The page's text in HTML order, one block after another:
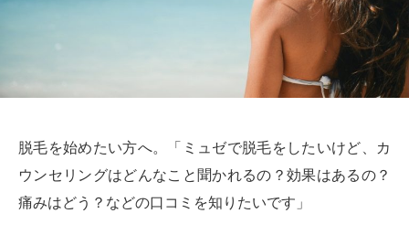
脱毛を始めたい方へ。「ミュゼで脱毛をしたいけど、カ
ウンセリングはどんなこと聞かれるの？効果はあるの？
痛みはどう？などの口コミを知りたいです」